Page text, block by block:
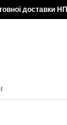
доставки НП